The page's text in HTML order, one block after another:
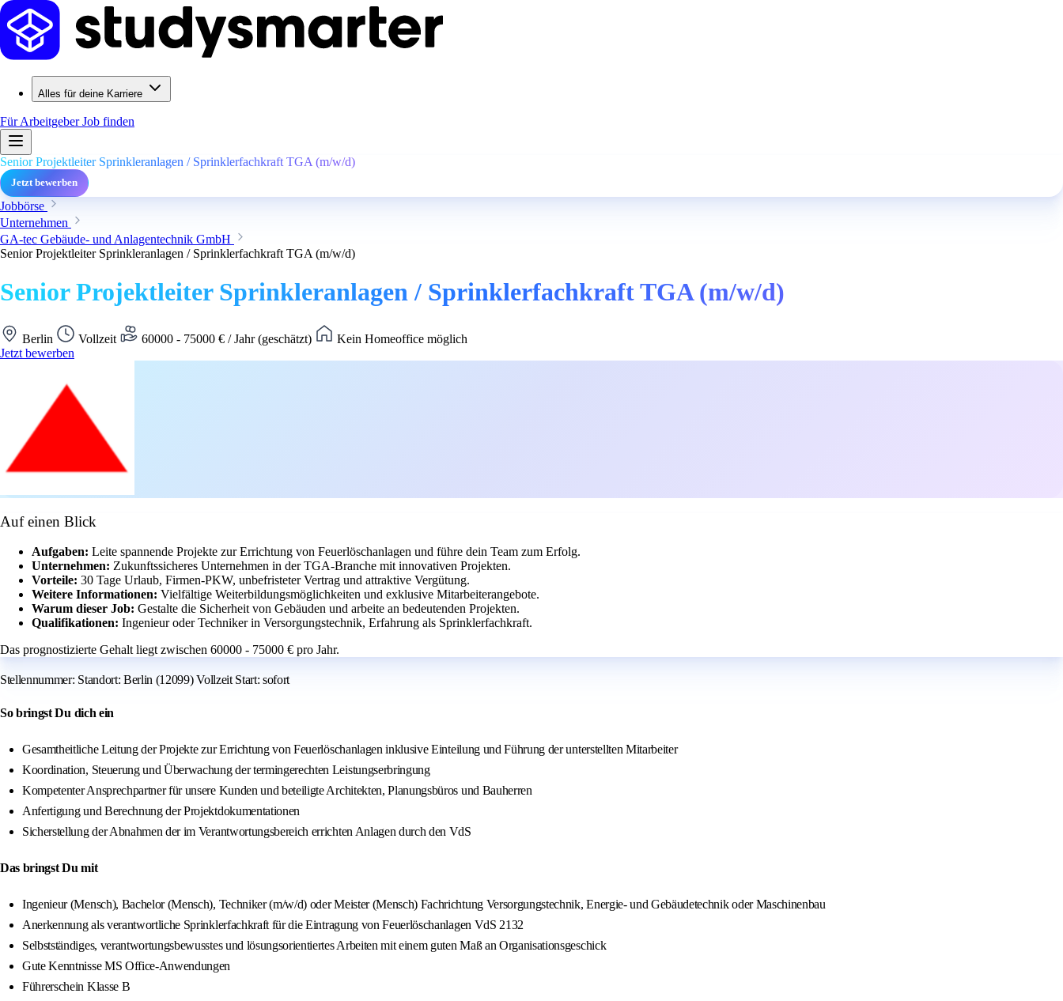
Alles für deine Karriere
Für ArbeitgeberJob finden
Senior Projektleiter Sprinkleranlagen / Sprinklerfachkraft TGA (m/w/d)
Jetzt bewerben
Jobbörse
Unternehmen
GA-tec Gebäude- und Anlagentechnik GmbH
Senior Projektleiter Sprinkleranlagen / Sprinklerfachkraft TGA (m/w/d)
Senior Projektleiter Sprinkleranlagen / Sprinklerfachkraft TGA (m/w/d)
Berlin Vollzeit 60000 - 75000 € / Jahr (geschätzt)
Kein Homeoffice möglich
Jetzt bewerben
Auf einen Blick
Aufgaben: Leite spannende Projekte zur Errichtung von Feuerlöschanlagen und führe dein Team zum Erfolg.
Unternehmen: Zukunftssicheres Unternehmen in der TGA-Branche mit innovativen Projekten.
Vorteile: 30 Tage Urlaub, Firmen-PKW, unbefristeter Vertrag und attraktive Vergütung.
Weitere Informationen: Vielfältige Weiterbildungsmöglichkeiten und exklusive Mitarbeiterangebote.
Warum dieser Job: Gestalte die Sicherheit von Gebäuden und arbeite an bedeutenden Projekten.
Qualifikationen: Ingenieur oder Techniker in Versorgungstechnik, Erfahrung als Sprinklerfachkraft.
Das prognostizierte Gehalt liegt zwischen 60000 - 75000 € pro Jahr.
Stellennummer: Standort: Berlin (12099) Vollzeit Start: sofort
So bringst Du dich ein
Gesamtheitliche Leitung der Projekte zur Errichtung von Feuerlöschanlagen inklusive Einteilung und Führung der unterstellten Mitarbeiter
Koordination, Steuerung und Überwachung der termingerechten Leistungserbringung
Kompetenter Ansprechpartner für unsere Kunden und beteiligte Architekten, Planungsbüros und Bauherren
Anfertigung und Berechnung der Projektdokumentationen
Sicherstellung der Abnahmen der im Verantwortungsbereich errichten Anlagen durch den VdS
Das bringst Du mit
Ingenieur (Mensch), Bachelor (Mensch), Techniker (m/w/d) oder Meister (Mensch) Fachrichtung Versorgungstechnik, Energie- und Gebäudetechnik oder Maschinenbau
Anerkennung als verantwortliche Sprinklerfachkraft für die Eintragung von Feuerlöschanlagen VdS 2132
Selbstständiges, verantwortungsbewusstes und lösungsorientiertes Arbeiten mit einem guten Maß an Organisationsgeschick
Gute Kenntnisse MS Office-Anwendungen
Führerschein Klasse B